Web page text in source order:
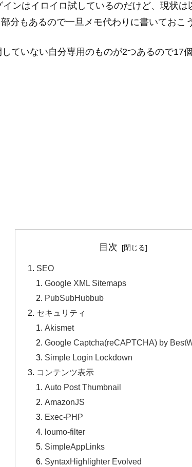
ンはイロイロ試しているのだけど、現状は
分もあるので一旦メモ代わりに書いておこう
ていない自分専用のものが2つあるので17個
目次
SEO
Google XML Sitemaps
PubSubHubbub
セキュリティ
Akismet
Google Captcha(reCAPTCHA) by
Simple Login Lockdown
コンテンツ表示
Auto Post Thumbnail
AmazonJS
Exec-PHP
loumo-filter
SimpleAppLinks
SyntaxHighlighter Evolved